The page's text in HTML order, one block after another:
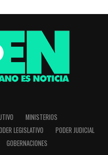
MINISTERIOS
LEGISLATIVO
PODER JUDICIAL
GOBERNACIONES